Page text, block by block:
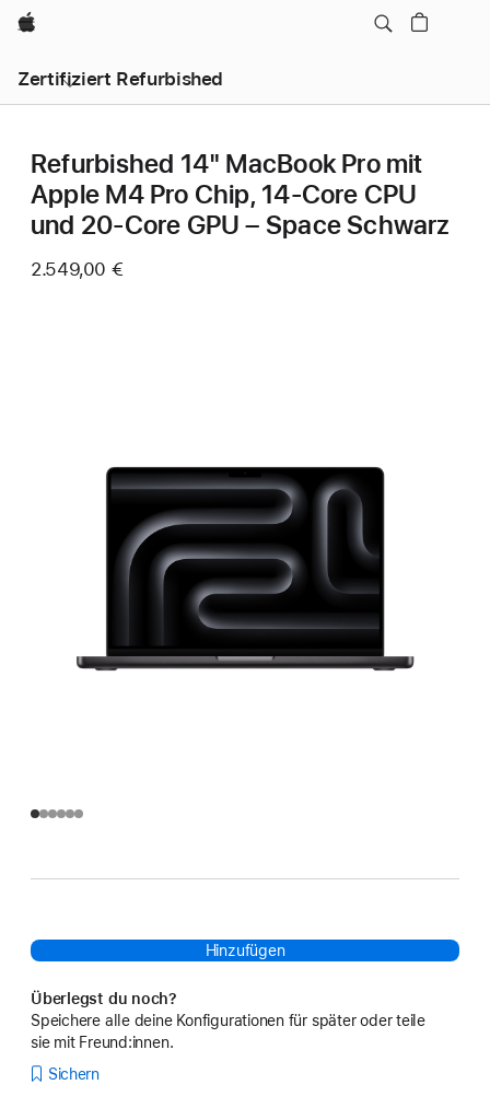
Apple
Zertifiziert Refurbished
Refurbished 14" MacBook Pro mit
Apple M4 Pro Chip, 14‑Core CPU
und 20‑Core GPU – Space Schwarz
2.549,00 €
Hinzufügen
Überlegst du noch?
Speichere alle deine Konfigurationen für später oder teile
sie mit Freund:innen.
Sichern